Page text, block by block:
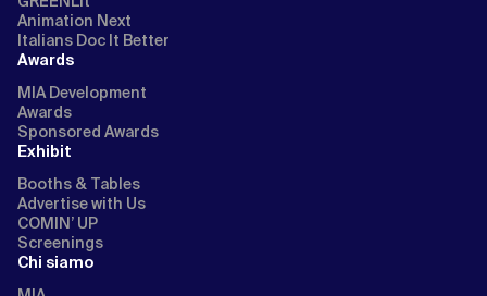
Animation Next
Italians Doc It Better
Awards
MIA Development
Awards
Sponsored Awards
Exhibit
Booths & Tables
Advertise with Us
COMIN’ UP
Screenings
Chi siamo